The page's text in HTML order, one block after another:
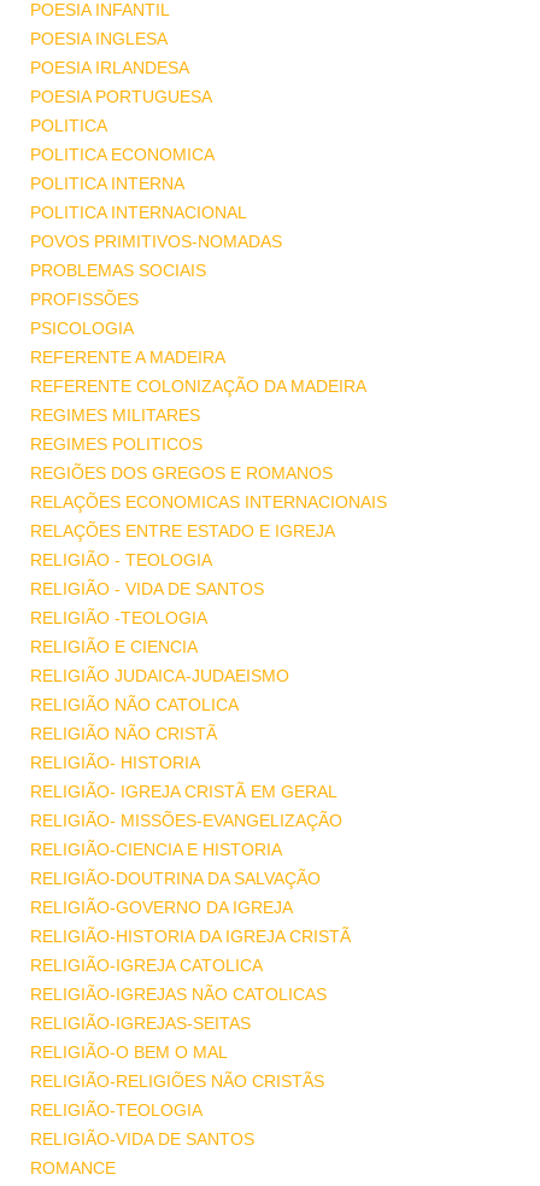
POESIA INFANTIL
POESIA INGLESA
POESIA IRLANDESA
POESIA PORTUGUESA
POLITICA
POLITICA ECONOMICA
POLITICA INTERNA
POLITICA INTERNACIONAL
POVOS PRIMITIVOS-NOMADAS
PROBLEMAS SOCIAIS
PROFISSÕES
PSICOLOGIA
REFERENTE A MADEIRA
REFERENTE COLONIZAÇÃO DA MADEIRA
REGIMES MILITARES
REGIMES POLITICOS
REGIÕES DOS GREGOS E ROMANOS
RELAÇÕES ECONOMICAS INTERNACIONAIS
RELAÇÕES ENTRE ESTADO E IGREJA
RELIGIÃO - TEOLOGIA
RELIGIÃO - VIDA DE SANTOS
RELIGIÃO -TEOLOGIA
RELIGIÃO E CIENCIA
RELIGIÃO JUDAICA-JUDAEISMO
RELIGIÃO NÃO CATOLICA
RELIGIÃO NÃO CRISTÃ
RELIGIÃO- HISTORIA
RELIGIÃO- IGREJA CRISTÃ EM GERAL
RELIGIÃO- MISSÕES-EVANGELIZAÇÃO
RELIGIÃO-CIENCIA E HISTORIA
RELIGIÃO-DOUTRINA DA SALVAÇÃO
RELIGIÃO-GOVERNO DA IGREJA
RELIGIÃO-HISTORIA DA IGREJA CRISTÃ
RELIGIÃO-IGREJA CATOLICA
RELIGIÃO-IGREJAS NÃO CATOLICAS
RELIGIÃO-IGREJAS-SEITAS
RELIGIÃO-O BEM O MAL
RELIGIÃO-RELIGIÕES NÃO CRISTÃS
RELIGIÃO-TEOLOGIA
RELIGIÃO-VIDA DE SANTOS
ROMANCE